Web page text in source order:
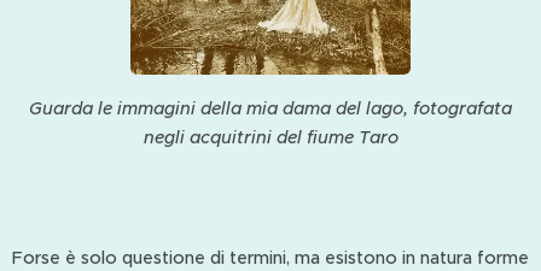
Guarda le immagini della mia dama del lago, fotografata
negli acquitrini del fiume Taro
Forse è solo questione di termini, ma esistono in natura forme